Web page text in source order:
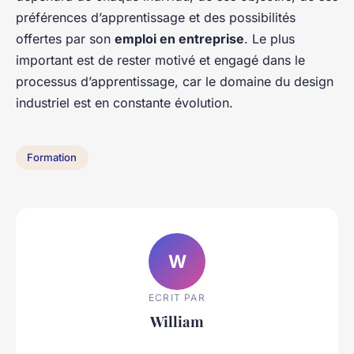
préférences d’apprentissage et des possibilités
offertes par son emploi en entreprise. Le plus
important est de rester motivé et engagé dans le
processus d’apprentissage, car le domaine du design
industriel est en constante évolution.
Formation
W
ECRIT PAR
William